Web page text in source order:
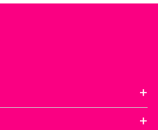
+
+